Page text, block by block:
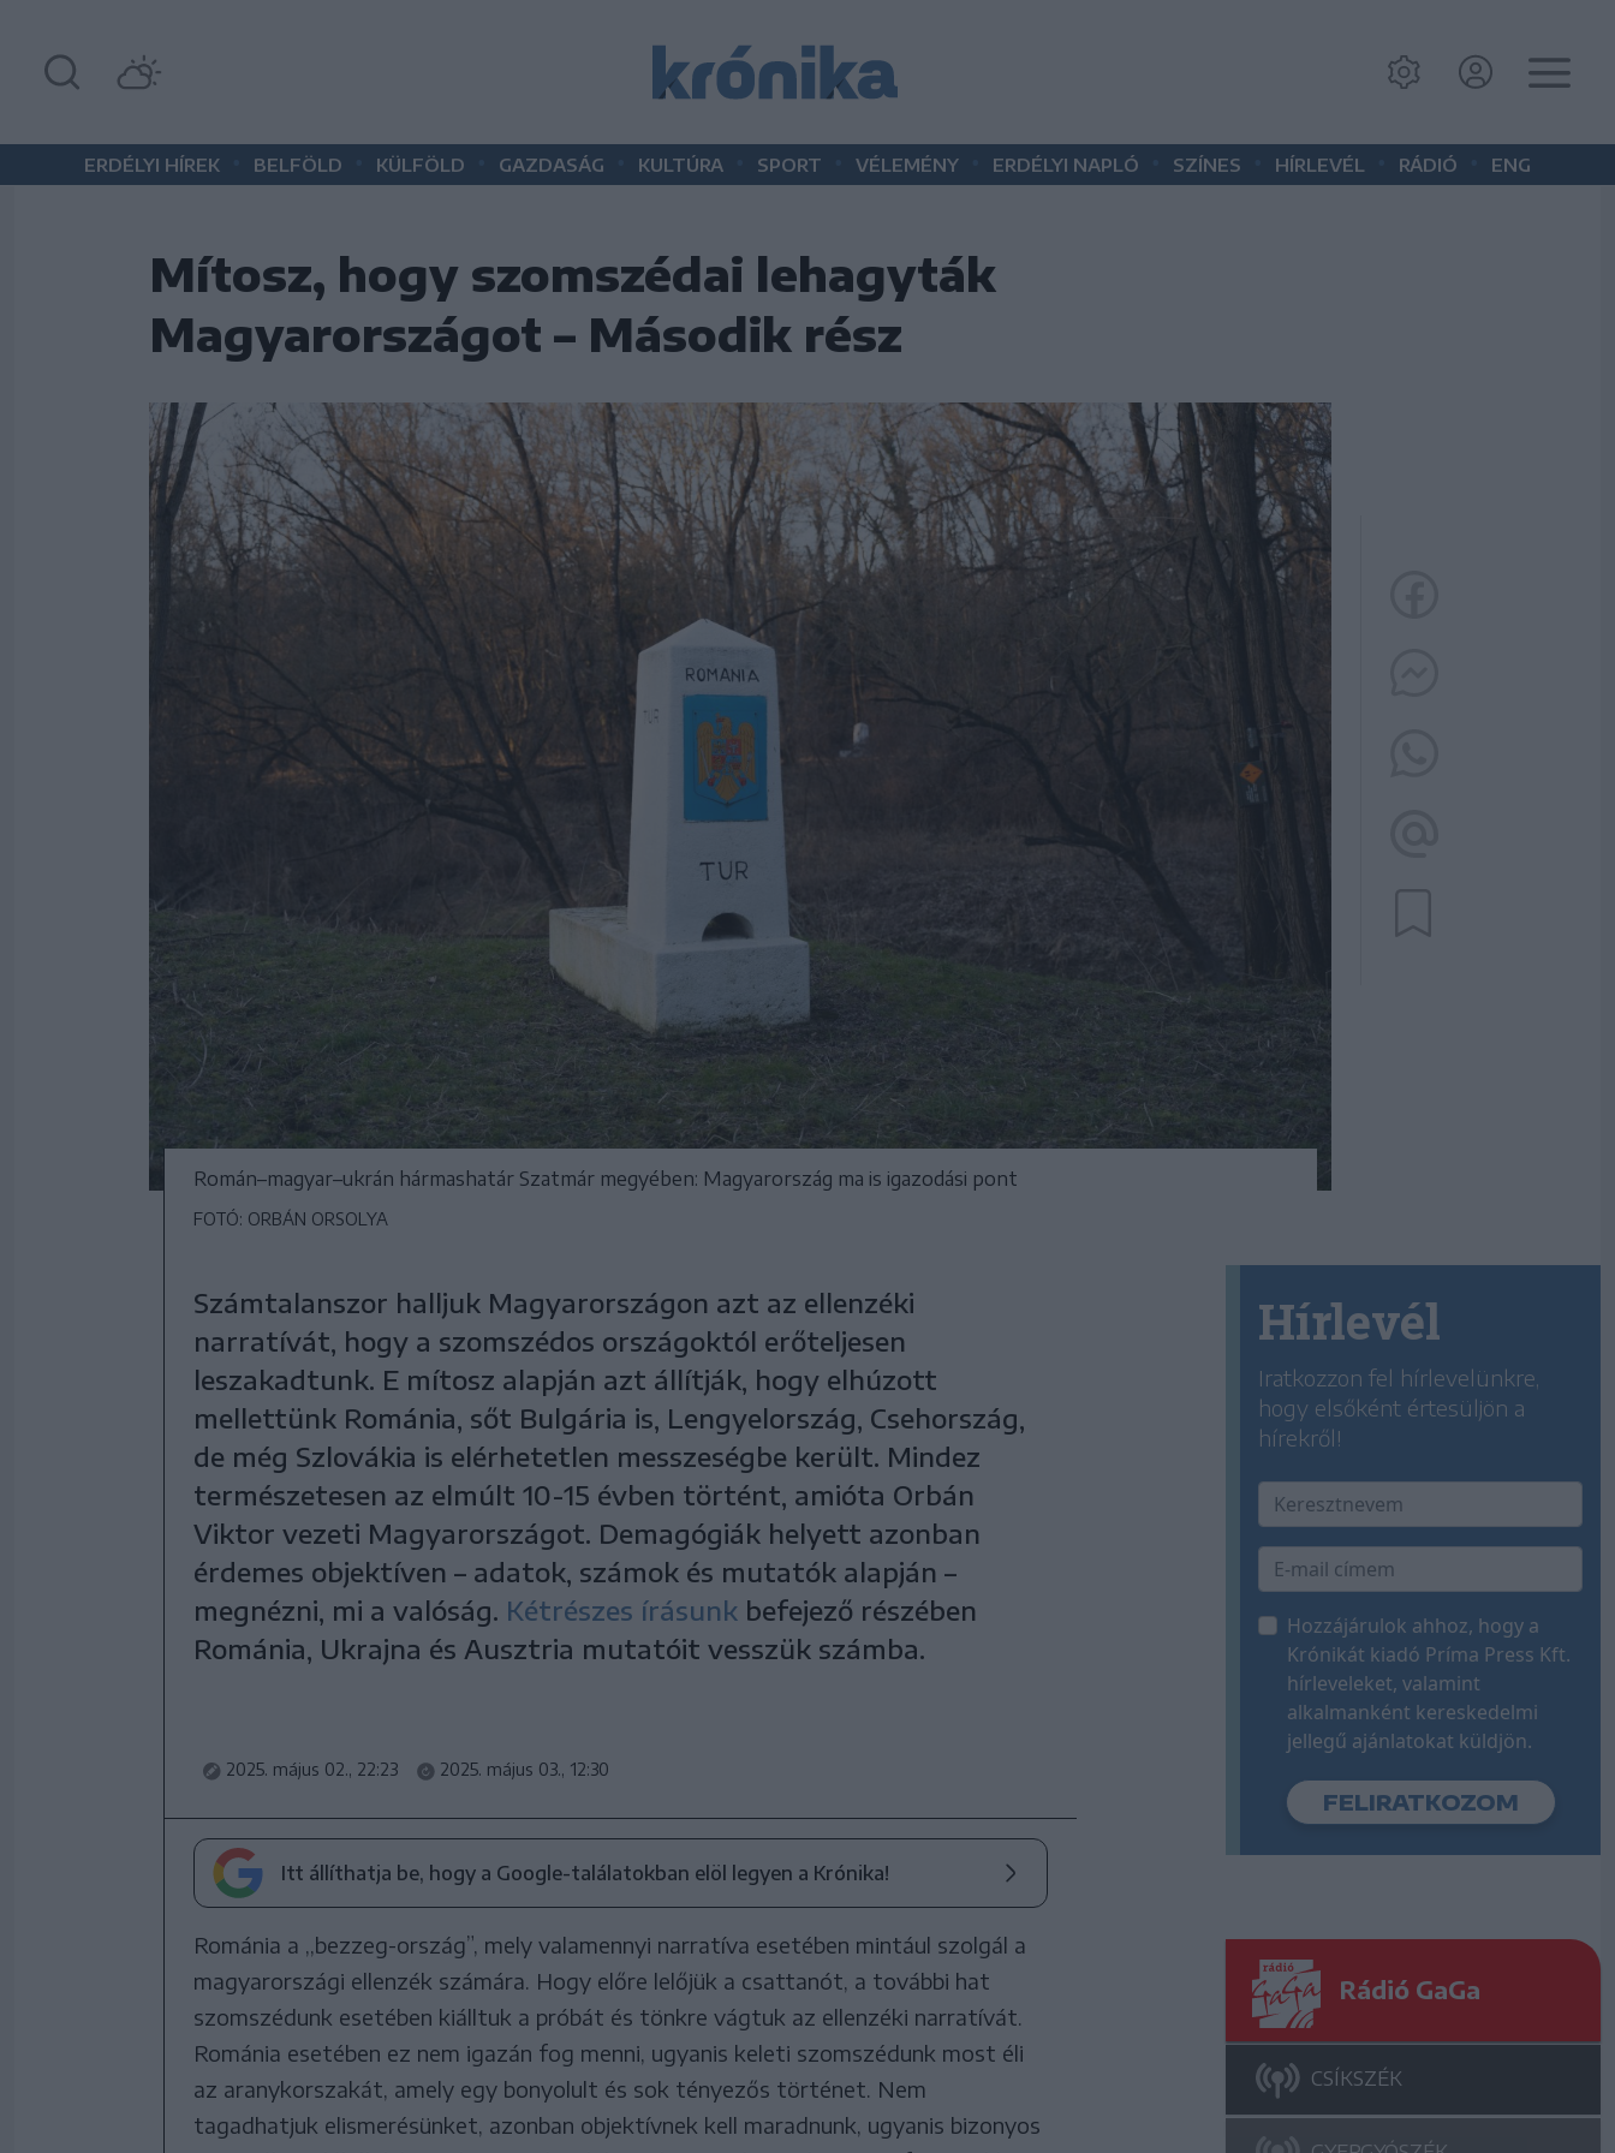
ERDÉLYI HÍREK BELFÖLD KÜLFÖLD GAZDASÁG KULTÚRA SPORT VÉLEMÉNY ERDÉLYI NAPLÓ SZÍNES HÍRLEVÉL RÁDIÓ ENG
Mítosz, hogy szomszédai lehagyták
Magyarországot – Második rész
Román–magyar–ukrán hármashatár Szatmár megyében: Magyarország ma is igazodási pont
FOTÓ: ORBÁN ORSOLYA
Számtalanszor halljuk Magyarországon azt az ellenzéki
narratívát, hogy a szomszédos országoktól erőteljesen
leszakadtunk. E mítosz alapján azt állítják, hogy elhúzott
mellettünk Románia, sőt Bulgária is, Lengyelország, Csehország,
de még Szlovákia is elérhetetlen messzeségbe került. Mindez
természetesen az elmúlt 10-15 évben történt, amióta Orbán
Viktor vezeti Magyarországot. Demagógiák helyett azonban
érdemes objektíven – adatok, számok és mutatók alapján –
megnézni, mi a valóság. Kétrészes írásunk befejező részében
Románia, Ukrajna és Ausztria mutatóit vesszük számba.
2025. május 02., 22:23 2025. május 03., 12:30
Itt állíthatja be, hogy a Google-találatokban elöl legyen a Krónika!
Románia a ,,bezzeg-ország”, mely valamennyi narratíva esetében mintául szolgál a
magyarországi ellenzék számára. Hogy előre lelőjük a csattanót, a további hat
szomszédunk esetében kiálltuk a próbát és tönkre vágtuk az ellenzéki narratívát.
Románia esetében ez nem igazán fog menni, ugyanis keleti szomszédunk most éli
az aranykorszakát, amely egy bonyolult és sok tényezős történet. Nem
tagadhatjuk elismerésünket, azonban objektívnek kell maradnunk, ugyanis bizonyos
Hírlevél
Iratkozzon fel hírlevelünkre,
hogy elsőként értesüljön a
hírekről!
Hozzájárulok ahhoz, hogy a
Krónikát kiadó Príma Press Kft.
hírleveleket, valamint
alkalmanként kereskedelmi
jellegű ajánlatokat küldjön.
Rádió GaGa
CSÍKSZÉK